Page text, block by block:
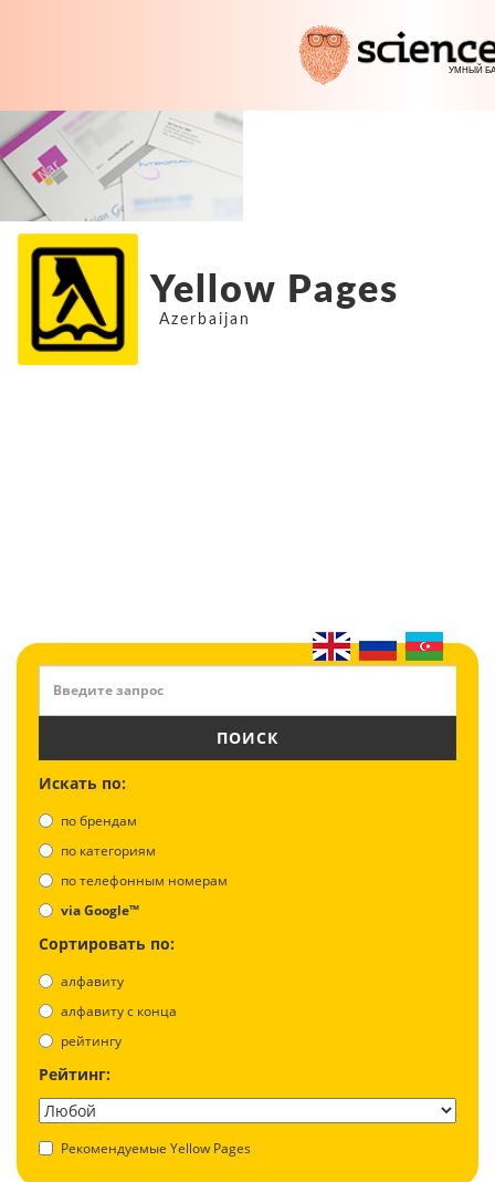
Yellow Pages
Azerbaijan
ПОИСК
Искать по:
по брендам
по категориям
по телефонным номерам
via Google™
Сортировать по:
алфавиту
aлфавиту с конца
рейтингу
Рейтинг:
Рекомендуемые Yellow Pages